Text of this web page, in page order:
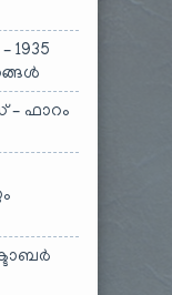
1935
ഫാറം